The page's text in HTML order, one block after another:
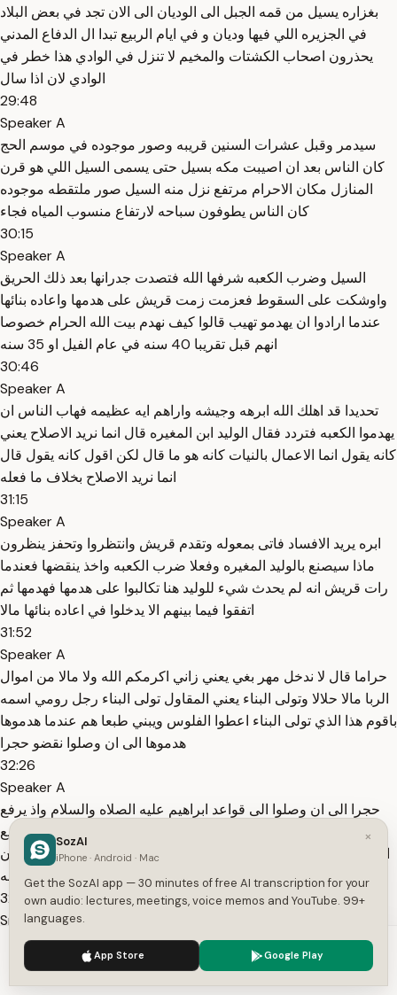
بغزاره يسيل من قمه الجبل الى الوديان الى الان تجد في بعض البلاد
في الجزيره اللي فيها وديان و في ايام الربيع تبدا ال الدفاع المدني
يحذرون اصحاب الكشتات والمخيم لا تنزل في الوادي هذا خطر في
الوادي لان اذا سال
29:48
Speaker A
سيدمر وقبل عشرات السنين قريبه وصور موجوده في موسم الحج
كان الناس بعد ان اصيبت مكه بسيل حتى يسمى السيل اللي هو قرن
المنازل مكان الاحرام مرتفع نزل منه السيل صور ملتقطه موجوده
كان الناس يطوفون سباحه لارتفاع منسوب المياه فجاء
30:15
Speaker A
السيل وضرب الكعبه شرفها الله فتصدت جدرانها بعد ذلك الحريق
واوشكت على السقوط فعزمت زمت قريش على هدمها واعاده بنائها
عندما ارادوا ان يهدمو تهيب قالوا كيف نهدم بيت الله الحرام خصوصا
انهم قبل تقريبا 40 سنه في عام الفيل او 35 سنه
30:46
Speaker A
تحديدا قد اهلك الله ابرهه وجيشه واراهم ايه عظيمه فهاب الناس ان
يهدموا الكعبه فتردد فقال الوليد ابن المغيره قال انما نريد الاصلاح يعني
كانه يقول انما الاعمال بالنيات كانه هو ما قال لكن اقول كانه يقول قال
انما نريد الاصلاح بخلاف ما فعله
31:15
Speaker A
ابره يريد الافساد فاتى بمعوله وتقدم قريش وانتظروا وتحفز ينظرون
ماذا سيصنع بالوليد المغيره وفعلا ضرب الكعبه واخذ ينقضها فعندما
رات قريش انه لم يحدث شيء للوليد هنا تكالبوا على هدمها فهدمها ثم
اتفقوا فيما بينهم الا يدخلوا في اعاده بنائها مالا
31:52
Speaker A
حراما قال لا ندخل مهر بغي يعني زاني اكرمكم الله ولا مالا من اموال
الربا مالا حلالا وتولى البناء يعني المقاول تولى البناء رجل رومي اسمه
باقوم هذا الذي تولى البناء اعطوا الفلوس ويبني طبعا هم عندما هدموها
هدموها الى ان وصلوا نقضو حجرا
32:26
Speaker A
حجرا الى ان وصلوا الى قواعد ابراهيم عليه الصلاه والسلام واذ يرفع
ابراهيم القواعد من البيت واسماعيل ربنا تقبل منا انك انت السميع
العليم الله اكبر والله ايه اخواني عظيمه هذان النبيان الكريمان يقومان
ببناء افضل بنيه على وجه الارض بيت الله
32:53
Speaker A
الحرام وهما يضعان هذا البناء يدعوان الله عز وجل ربنا تقبل منا فماذا
نقول نحن في اعمالنا الله المستعان فظهرت قواعد ابراهيم فارادوا ان
يعيدوا بنائها بنوها على قواعد ابراهيم المشكله الفلوس خلصت بعد ما
We use cookies to enhance your experience.
×
SozAI
iPhone · Android · Mac
Get the SozAI app — 30 minutes of free AI transcription for your
own audio: lectures, meetings, voice memos and YouTube. 99+
languages.
App Store Google Play